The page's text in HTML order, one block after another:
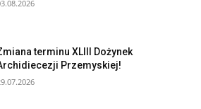
terminu XLIII Dożynek
Przemyskiej!